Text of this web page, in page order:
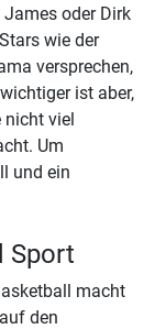
oder Dirk
wie der
versprechen,
ist aber,
nicht viel
Um
und ein
Sport
macht
den